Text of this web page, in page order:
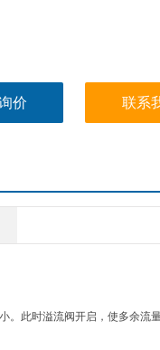
价 联系
。此时溢流阀开启，使多余流